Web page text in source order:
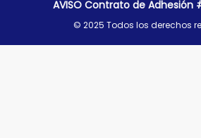
© 2025 Todos los derechos
AVISO Contrato de